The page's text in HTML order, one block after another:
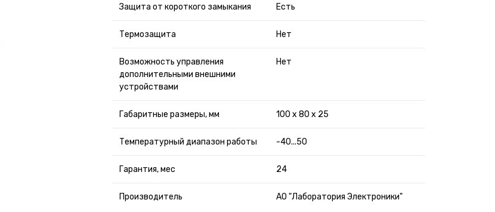
Защита от короткого замыкания Есть
Термозащита Нет
Возможность управления
дополнительными внешними
устройствами
Нет
Габаритные размеры, мм 100 х 80 х 25
Температурный диапазон работы -40...50
Гарантия, мес 24
Производитель АО "Лаборатория Электроники"